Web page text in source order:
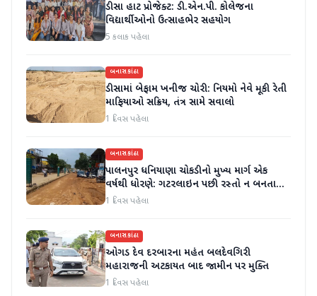
ડીસા હાટ પ્રોજેક્ટ: ડી.એન.પી. કોલેજના
વિદ્યાર્થીઓનો ઉત્સાહભેર સહયોગ
5 કલાક પહેલા
બનાસકાંઠા
ડીસામાં બેફામ ખનીજ ચોરી: નિયમો નેવે મૂકી રેતી
માફિયાઓ સક્રિય, તંત્ર સામે સવાલો
1 દિવસ પહેલા
બનાસકાંઠા
પાલનપુર ધનિયાણા ચોકડીનો મુખ્ય માર્ગ એક
વર્ષથી ધોરણે: ગટરલાઇન પછી રસ્તો ન બનતા
હાલાકી
1 દિવસ પહેલા
બનાસકાંઠા
ઓગડ દેવ દરબારના મહંત બલદેવગિરી
મહારાજની અટકાયત બાદ જામીન પર મુક્તિ
1 દિવસ પહેલા